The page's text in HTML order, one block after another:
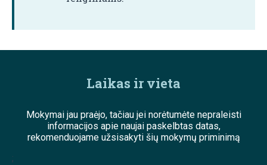
Laikas ir vieta
Mokymai jau praėjo, tačiau jei norėtumėte nepraleisti
informacijos apie naujai paskelbtas datas,
rekomenduojame užsisakyti šių mokymų priminimą
;